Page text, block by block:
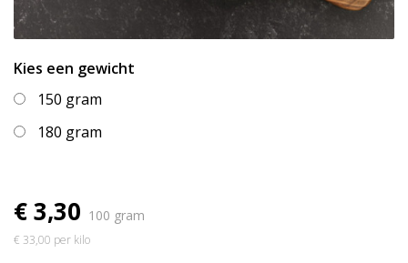
Kies een gewicht
150 gram
180 gram
€ 3,30 100 gram
€ 33,00 per kilo